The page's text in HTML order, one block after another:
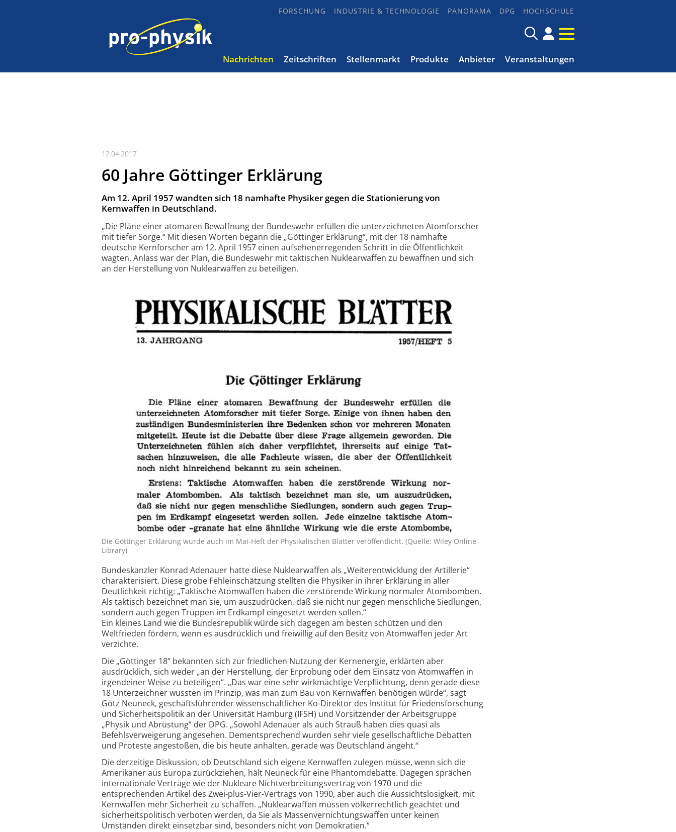
FORSCHUNG INDUSTRIE & TECHNOLOGIE PANORAMA DPG HOCHSCHULE
Nachrichten Zeitschriften Stellenmarkt Produkte Anbieter Veranstaltungen
12.04.2017
60 Jahre Göttinger Erklärung
Am 12. April 1957 wandten sich 18 namhafte Physiker gegen die Stationierung von
Kernwaffen in Deutschland.
„Die Pläne einer atomaren Bewaffnung der Bundeswehr erfüllen die unterzeichneten Atomforscher
mit tiefer Sorge.“ Mit diesen Worten begann die „Göttinger Erklärung“, mit der 18 namhafte
deutsche Kernforscher am 12. April 1957 einen aufsehenerregenden Schritt in die Öffentlichkeit
wagten. Anlass war der Plan, die Bundeswehr mit taktischen Nuklearwaffen zu bewaffnen und sich
an der Herstellung von Nuklearwaffen zu beteiligen.
Die Göttinger Erklärung wurde auch im Mai-Heft der Physikalischen Blätter veröffentlicht. (Quelle: Wiley Online
Library)
Bundeskanzler Konrad Adenauer hatte diese Nuklearwaffen als „Weiterentwicklung der Artillerie“
charakterisiert. Diese grobe Fehleinschätzung stellten die Physiker in ihrer Erklärung in aller
Deutlichkeit richtig: „Taktische Atomwaffen haben die zerstörende Wirkung normaler Atombomben.
Als taktisch bezeichnet man sie, um auszudrücken, daß sie nicht nur gegen menschliche Siedlungen,
sondern auch gegen Truppen im Erdkampf eingesetzt werden sollen.“
Ein kleines Land wie die Bundesrepublik würde sich dagegen am besten schützen und den
Weltfrieden fördern, wenn es ausdrücklich und freiwillig auf den Besitz von Atomwaffen jeder Art
verzichte.
Die „Göttinger 18“ bekannten sich zur friedlichen Nutzung der Kernenergie, erklärten aber
ausdrücklich, sich weder „an der Herstellung, der Erprobung oder dem Einsatz von Atomwaffen in
irgendeiner Weise zu beteiligen“. „Das war eine sehr wirkmächtige Verpflichtung, denn gerade diese
18 Unterzeichner wussten im Prinzip, was man zum Bau von Kernwaffen benötigen würde“, sagt
Götz Neuneck, geschäftsführender wissenschaftlicher Ko-Direktor des Institut für Friedensforschung
und Sicherheitspolitik an der Universität Hamburg (IFSH) und Vorsitzender der Arbeitsgruppe
„Physik und Abrüstung“ der DPG. „Sowohl Adenauer als auch Strauß haben dies quasi als
Befehlsverweigerung angesehen. Dementsprechend wurden sehr viele gesellschaftliche Debatten
und Proteste angestoßen, die bis heute anhalten, gerade was Deutschland angeht.“
Die derzeitige Diskussion, ob Deutschland sich eigene Kernwaffen zulegen müsse, wenn sich die
Amerikaner aus Europa zurückziehen, hält Neuneck für eine Phantomdebatte. Dagegen sprächen
internationale Verträge wie der Nukleare Nichtverbreitungsvertrag von 1970 und die
entsprechenden Artikel des Zwei-plus-Vier-Vertrags von 1990, aber auch die Aussichtslosigkeit, mit
Kernwaffen mehr Sicherheit zu schaffen. „Nuklearwaffen müssen völkerrechtlich geächtet und
sicherheitspolitisch verboten werden, da Sie als Massenvernichtungswaffen unter keinen
Umständen direkt einsetzbar sind, besonders nicht von Demokratien.“